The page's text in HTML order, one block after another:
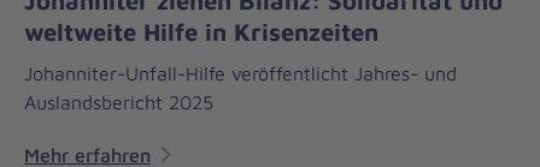
weltweite Hilfe in Krisenzeiten
Johanniter-Unfall-Hilfe veröffentlicht Jahres- und
Auslandsbericht 2025
Mehr erfahren